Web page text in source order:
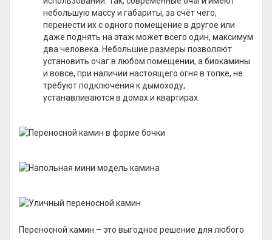
небольшую массу и габариты, за счёт чего,
перенести их с одного помещение в другое или
даже поднять на этаж может всего один, максимум
два человека. Небольшие размеры позволяют
установить очаг в любом помещении, а биокамины
и вовсе, при наличии настоящего огня в топке, не
требуют подключения к дымоходу,
устанавливаются в домах и квартирах.
Переносной камин – это выгодное решение для любого